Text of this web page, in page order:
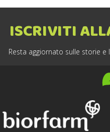
ISCRIVITI
Resta aggiornato sulle storie